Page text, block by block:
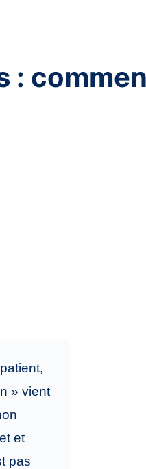
:
» vient
et
pas